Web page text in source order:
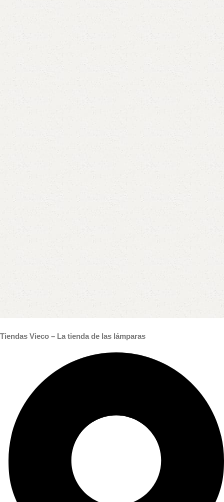
Tiendas Vieco – La tienda de las lámparas